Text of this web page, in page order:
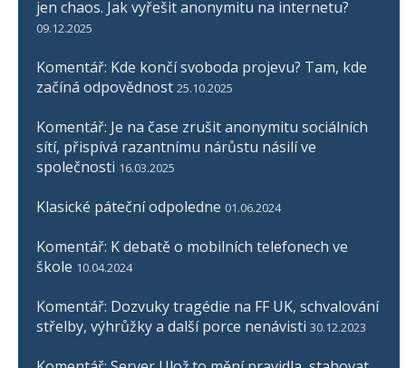
jen chaos. Jak vyřešit anonymitu na internetu?
09.12.2025
Komentář: Kde končí svoboda projevu? Tam, kde
začíná odpovědnost 25.10.2025
Komentář: Je na čase zrušit anonymitu sociálních
sítí, přispívá razantnímu nárůstu násilí ve
společnosti 16.03.2025
Klasické páteční odpoledne 01.06.2024
Komentář: K debatě o mobilních telefonech ve
škole 10.04.2024
Komentář: Dozvuky tragédie na FF UK, schvalování
střelby, výhrůžky a další porce nenávisti 30.12.2023